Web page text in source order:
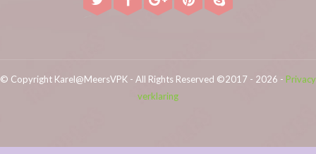
© Copyright Karel@MeersVPK - All Rights Reserved ©2017 - 2026 - Privacy
verklaring